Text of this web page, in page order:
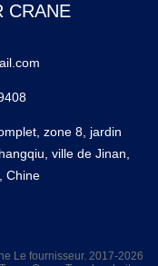
CRANE
zone 8, jardin
ville de Jinan,
Chine
Le fournisseur. 2017-2026